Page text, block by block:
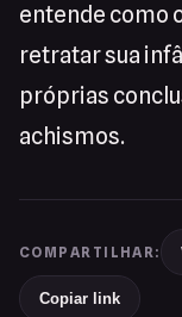
entende como
retratar sua
próprias
achismos.
COMPARTILHAR:
Copiar link